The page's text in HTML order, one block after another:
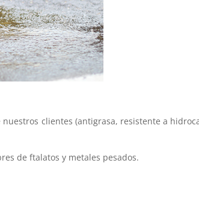
clientes (antigrasa, resistente a
de ftalatos y metales pesados.